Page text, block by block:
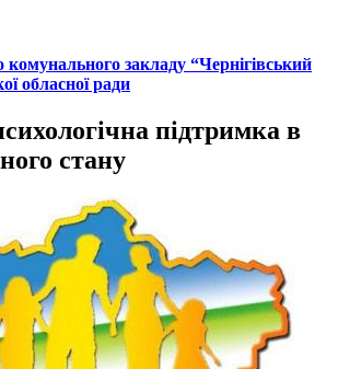
закладу “Чернігівський
обласної ради
підтримка в
стану